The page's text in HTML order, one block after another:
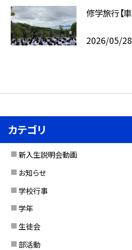
修学旅行【
2026/05/28
カテゴリ
新入生説明会動画
お知らせ
学校行事
学年
生徒会
部活動